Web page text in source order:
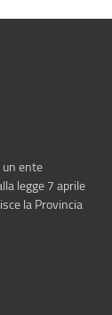
ente
legge 7 aprile
la Provincia